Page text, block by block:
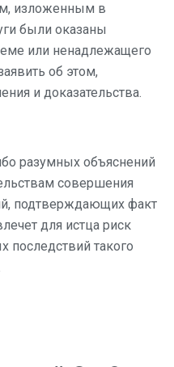
изложенным в
были оказаны
или ненадлежащего
об этом,
и доказательства.
разумных объяснений
совершения
подтверждающих факт
для истца риск
последствий такого